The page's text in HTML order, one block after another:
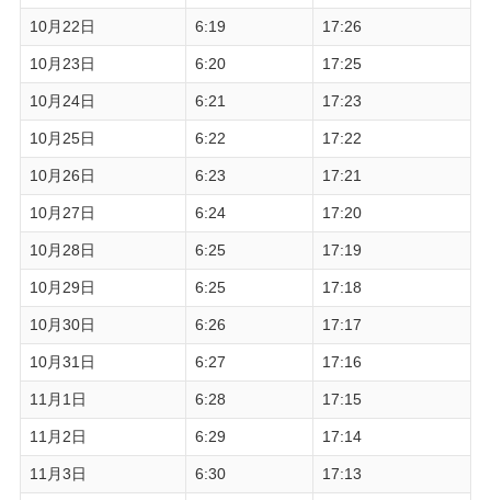
10月22日 6:19 17:26
10月23日 6:20 17:25
10月24日 6:21 17:23
10月25日 6:22 17:22
10月26日 6:23 17:21
10月27日 6:24 17:20
10月28日 6:25 17:19
10月29日 6:25 17:18
10月30日 6:26 17:17
10月31日 6:27 17:16
11月1日 6:28 17:15
11月2日 6:29 17:14
11月3日 6:30 17:13